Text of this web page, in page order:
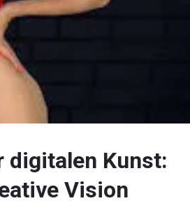
digitalen Kunst:
Vision